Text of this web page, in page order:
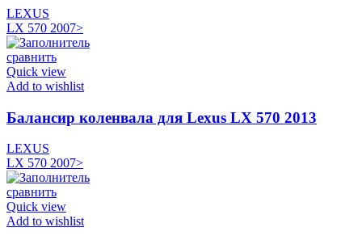
LEXUS
LX 570 2007>
сравнить
Quick view
Add to wishlist
Балансир коленвала для Lexus LX 570 2013
LEXUS
LX 570 2007>
сравнить
Quick view
Add to wishlist